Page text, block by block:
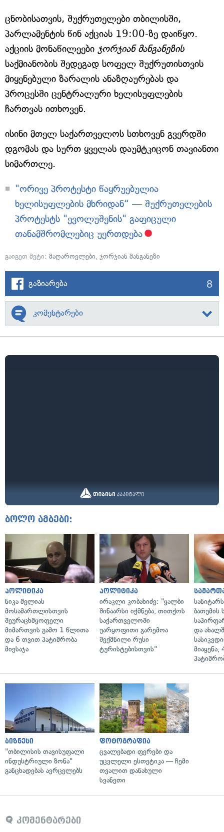
ცნობისათვის, შუქრუთელები თბილისში,
პარლამენტის წინ აქციას 19:00-ზე დაიწყო.
აქციის მონაწილეები ჯორჯიან მანგანეზის
საქმიანობის შედეგად სოფელ შუქრუთისთვის
მიყენებული ზარალის ანაზღაურებას და
პროცესში ცენტრალური ხელისუფლების
ჩართვას ითხოვენ.
ისინი მთელ საქართველოს სთხოვენ გვერდში
დგომას და სურთ ყველას დაუმტკიცონ თავიანთი
სიმართლე.
"ორივე პროტესტი წაყრუებულია
ხელისუფლების მხრიდან“ — შუქრუთელების
პროტესტს "ევოლუშენის" გაფიცული
თანამშრომლებიც უერთდება
გაიგეთ მეტი: მაღაროელები, ჯორჯიან მანგანეზი
გაზიარება 8
კომენტარები
ბოლო ამბები:
პოლიტიკა
ნიკა მელიას
მოსამართლისთვის
შეურაცხმყოფელი
მიმართვის გამო 1 წლითა
და 6 თვით პატიმრობა
მიესაჯა
პოლიტიკა
ირაკლი კობახიძე: "ყალბი
შინაარსი იქმნება, თითქოს
საქართველოში
უარყოფითი გარემოა
შექმნილი რუსი
ტურისტებისთვის"
ბათუმის
და
ბიზნესი
"თბილისის თავისუფალი
ინდუსტრიული ზონა"
განცხადებას ავრცელებს
ფოტოგრაფია
ცვალებადი ფერები და
უცვლელი ესთეტიკა — ჩემი
თვალით დანახული
სვანეთი
კომენტარები